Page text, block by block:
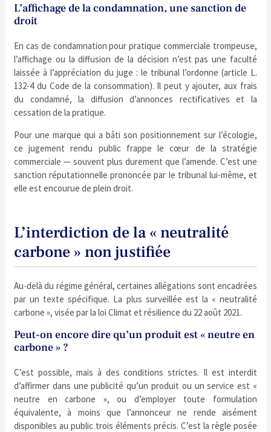
L’affichage de la condamnation, une sanction de
droit
En cas de condamnation pour pratique commerciale trompeuse,
l’affichage ou la diffusion de la décision n’est pas une faculté
laissée à l’appréciation du juge : le tribunal l’ordonne (article L.
132-4 du Code de la consommation). Il peut y ajouter, aux frais
du condamné, la diffusion d’annonces rectificatives et la
cessation de la pratique.
Pour une marque qui a bâti son positionnement sur l’écologie,
ce jugement rendu public frappe le cœur de la stratégie
commerciale — souvent plus durement que l’amende. C’est une
sanction réputationnelle prononcée par le tribunal lui-même, et
elle est encourue de plein droit.
L’interdiction de la « neutralité
carbone » non justifiée
Au-delà du régime général, certaines allégations sont encadrées
par un texte spécifique. La plus surveillée est la « neutralité
carbone », visée par la loi Climat et résilience du 22 août 2021.
Peut-on encore dire qu’un produit est « neutre en
carbone » ?
C’est possible, mais à des conditions strictes. Il est interdit
d’affirmer dans une publicité qu’un produit ou un service est «
neutre en carbone », ou d’employer toute formulation
équivalente, à moins que l’annonceur ne rende aisément
disponibles au public trois éléments précis. C’est la règle posée